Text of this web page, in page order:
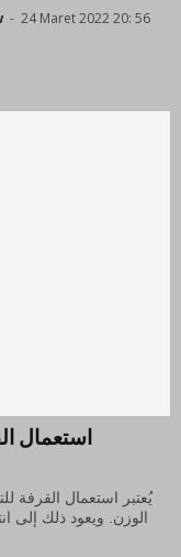
- 24 Maret 2022 20: 56
استعمال
يُعتبر استعمال القرفة
الوزن. ويعود ذلك إلى